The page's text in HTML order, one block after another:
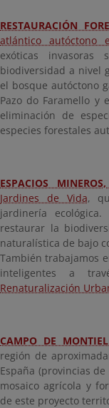
RESTAURACIÓN
atlántico autóctono
exóticas
biodiversidad a nivel
el bosque autóctono
Pazo do Faramello y
eliminación de
especies forestales
ESPACIOS
Jardines de Vida,
jardinería
restaurar la
naturalística de bajo
También trabajamos
inteligentes a
Renaturalización
CAMPO DE
región de
España (provincias
mosaico agrícola y
de este proyecto